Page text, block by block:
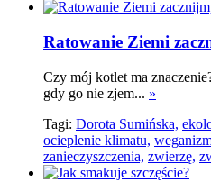
Ratowanie Ziemi
Czy mój kotlet ma
gdy go nie zjem... »
Tagi: Dorota Sumińska,
ocieplenie klimatu,
zanieczyszczenia, zwierzę,